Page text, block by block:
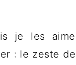
je les aime
: le zeste de